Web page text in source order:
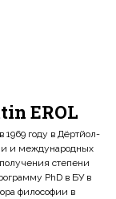
EROL
году в Дёртйол-
и международных
степени
PhD в БУ в
философии в